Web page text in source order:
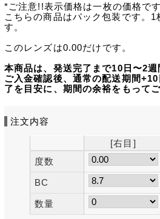
*ご注意!!表示価格は一枚の価格です
こちらの商品はパック包装です。
す。
このレンズは0.00だけです。
本商品は、発送完了まで10日〜2週
ご入金確認後、通常の配送期間
了を目安に、期間の余裕をもって
注文内容
[右目]
度数
BC
数量